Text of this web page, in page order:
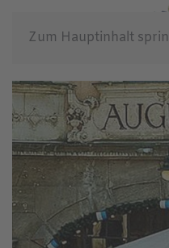
Zum Hauptinhalt